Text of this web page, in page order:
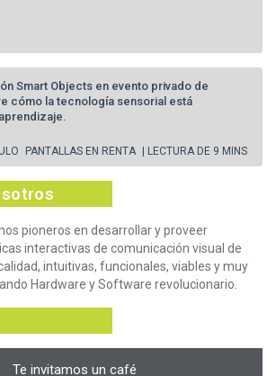
Smart Objects en evento privado de
cómo la tecnología sensorial está
PANTALLAS EN RENTA | LECTURA DE 9 MINS
pioneros en desarrollar y proveer
interactivas de comunicación visual de
intuitivas, funcionales, viables y muy
Hardware y Software revolucionario.
Te invitamos un café